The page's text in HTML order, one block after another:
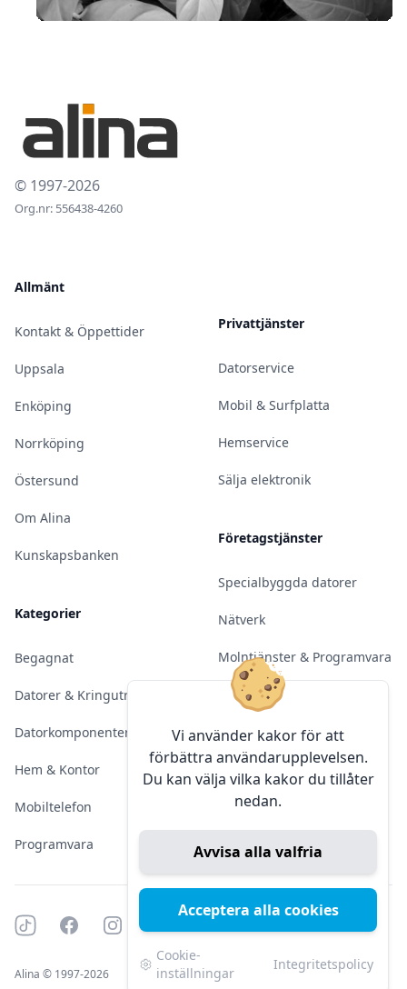
Vi använder kakor för att
förbättra användarupplevelsen.
Du kan välja vilka kakor du tillåter
nedan.
Avvisa alla valfria
Acceptera alla cookies
Cookie-
inställningar
Integritetspolicy
© 1997-2026
Org.nr: 556438-4260
Allmänt
Kontakt & Öppettider
Uppsala
Enköping
Norrköping
Östersund
Om Alina
Kunskapsbanken
Kategorier
Begagnat
Datorer & Kringutrustning
Datorkomponenter
Hem & Kontor
Mobiltelefon
Programvara
Privattjänster
Datorservice
Mobil & Surfplatta
Hemservice
Sälja elektronik
Företagstjänster
Specialbyggda datorer
Nätverk
Molntjänster & Programvara
Server & Backup
Kameraövervakning
Konferens & Public Display
Sälja elektronik
Tiktok FacebookInstagram
Alina © 1997-2026